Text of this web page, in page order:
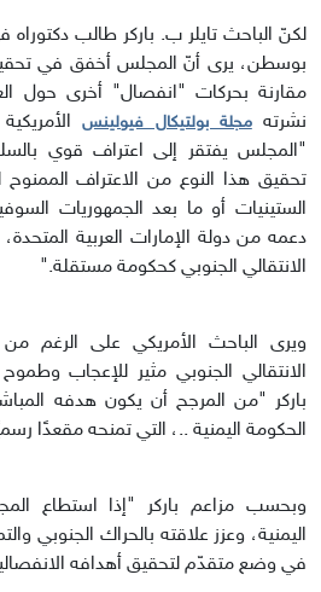
لكنّ الباحث تايلر ب. باركر طالب
بوسطن، يرى أنّ المجلس أخفق في
مقارنة بحركات "انفصال" أخرى حول
نشرتهمجلة بولتيكال فيولينس
"المجلس يفتقر إلى اعتراف قوي
تحقيق هذا النوع من الاعتراف
الستينيات أو ما بعد الجمهوريات
دعمه من دولة الإمارات العربية
الانتقالي الجنوبي كحكومة مستقلة."
ويرى الباحث الأمريكي على الرغم
الانتقالي الجنوبي مثير للإعجاب
باركر "من المرجح أن يكون هدفه
الحكومة اليمنية ..، التي تمنحه مقعدًا
وبحسب مزاعم باركر "إذا استطاع
اليمنية، وعزز علاقته بالحراك الجنوبي
في وضع متقدّم لتحقيق أهدافه